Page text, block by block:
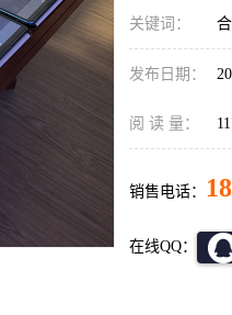
关键词：
发布日期：
阅 读 量：
销售电话：
在线QQ：